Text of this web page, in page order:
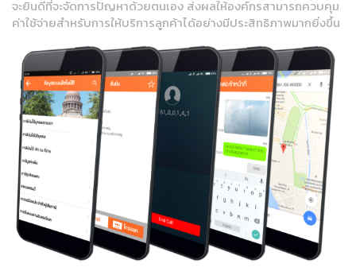
จะยินดีที่จะจัดการปัญหาด้วยตนเอง ส่งผลให้องค์กรสามารถควบคุม
ค่าใช้จ่ายสำหรับการให้บริการลูกค้าได้อย่างมีประสิทธิภาพมากยิ่งขึ้น